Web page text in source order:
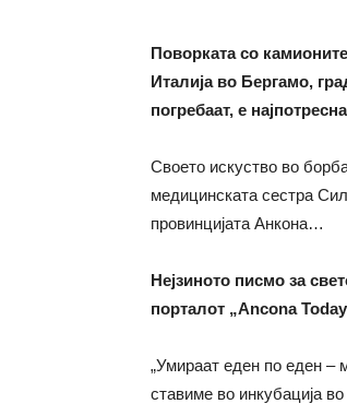
Поворката со
Италија во Бергамо,
погребаат, е
Своето искуство во
медицинската сестра
провинцијата Анкона…
Нејзиното писмо за
порталот „Ancona
„Умираат еден по еден –
ставиме во инкубација